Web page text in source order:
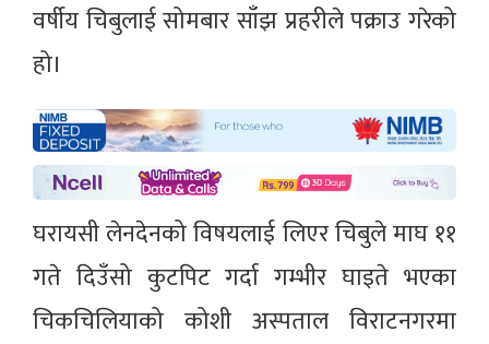
वर्षीय चिबुलाई सोमबार साँझ प्रहरीले पक्राउ गरेको
हो।
घरायसी लेनदेनको विषयलाई लिएर चिबुले माघ ११
गते दिउँसो कुटपिट गर्दा गम्भीर घाइते भएका
चिकचिलियाको कोशी अस्पताल विराटनगरमा